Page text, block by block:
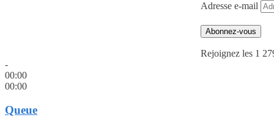
Adresse e-mail
Abonnez-vous
Rejoignez les 1
-
00:00
00:00
Queue